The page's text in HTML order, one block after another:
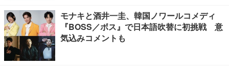
モナキと酒井一圭、韓国ノワールコメディ
『BOSS／ボス』で日本語吹替に初挑戦 意
気込みコメントも